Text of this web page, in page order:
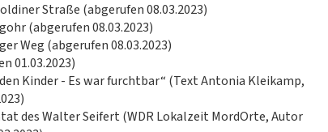
Straße (abgerufen 08.03.2023)
(abgerufen 08.03.2023)
Weg (abgerufen 08.03.2023)
01.03.2023)
Kinder - Es war furchtbar“ (Text Antonia Kleikamp,
des Walter Seifert (WDR Lokalzeit MordOrte, Autor